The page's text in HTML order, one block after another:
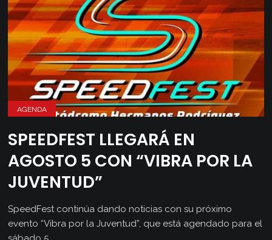
AGENDA
SPEEDFEST LLEGARÁ EN
AGOSTO 5 CON “VIBRA POR LA
JUVENTUD”
SpeedFest continúa dando noticias con su próximo
evento “Vibra por la Juventud”, que está agendado para el